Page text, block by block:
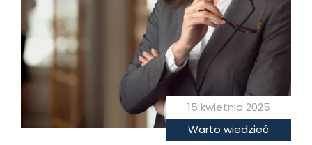
15 kwietnia 2025
Warto wiedzieć